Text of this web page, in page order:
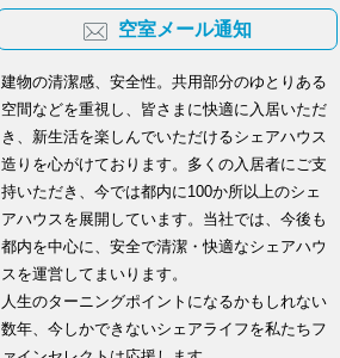
空室メール通知
建物の清潔感、安全性。共用部分のゆとりある
空間などを重視し、皆さまに快適に入居いただ
き、新生活を楽しんでいただけるシェアハウス
造りを心がけております。多くの入居者にご支
持いただき、今では都内に100か所以上のシェ
アハウスを展開しています。当社では、今後も
都内を中心に、安全で清潔・快適なシェアハウ
スを運営してまいります。
人生のターニングポイントになるかもしれない
数年、今しかできないシェアライフを私たちフ